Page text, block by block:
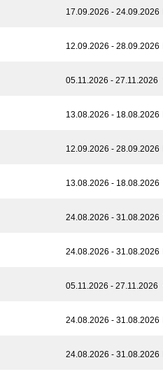
17.09.2026 - 24.09.2026
12.09.2026 - 28.09.2026
05.11.2026 - 27.11.2026
13.08.2026 - 18.08.2026
12.09.2026 - 28.09.2026
13.08.2026 - 18.08.2026
24.08.2026 - 31.08.2026
24.08.2026 - 31.08.2026
05.11.2026 - 27.11.2026
24.08.2026 - 31.08.2026
24.08.2026 - 31.08.2026